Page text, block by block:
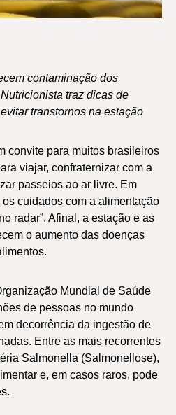
contaminação dos
traz dicas de
transtornos na estação
convite para muitos brasileiros
viajar, confraternizar com a
passeios ao ar livre. Em
cuidados com a alimentação
radar”. Afinal, a estação e as
o aumento das doenças
Mundial de Saúde
de pessoas no mundo
decorrência da ingestão de
Entre as mais recorrentes
Salmonella (Salmonellose),
e, em casos raros, pode